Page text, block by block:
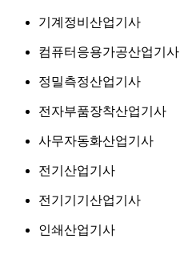
기계정비산업기사
컴퓨터응용가공산업기사
정밀측정산업기사
전자부품장착산업기사
사무자동화산업기사
전기산업기사
전기기기산업기사
인쇄산업기사